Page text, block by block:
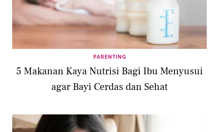
PARENTING
5 Makanan Kaya Nutrisi Bagi Ibu Menyusui
agar Bayi Cerdas dan Sehat